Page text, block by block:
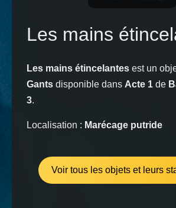
Les mains
Les mains étincelantes est un
Gants disponible dans Acte 1 de
3.
Localisation : Marécage putride
Voir tous les objets et leurs